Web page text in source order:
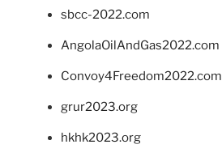
sbcc-2022.com
AngolaOilAndGas2022.com
Convoy4Freedom2022.com
grur2023.org
hkhk2023.org